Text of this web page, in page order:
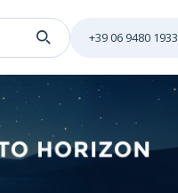
+39 06 9480 1933